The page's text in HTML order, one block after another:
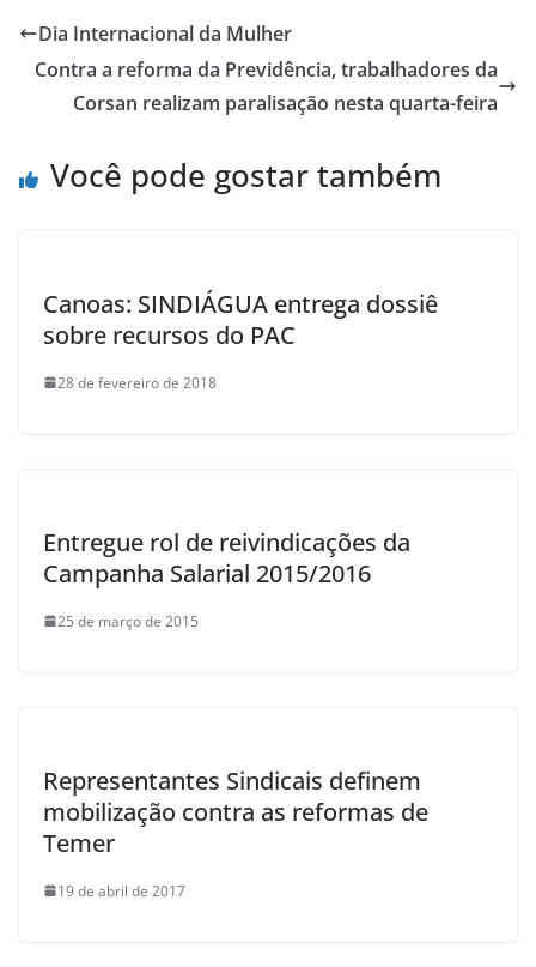
e
b
o
k
s
A
p
er e
Dia Internacional da Mulher
Contra a reforma da Previdência, trabalhadores da
Corsan realizam paralisação nesta quarta-feira
Você pode gostar também
Canoas: SINDIÁGUA entrega dossiê
sobre recursos do PAC
28 de fevereiro de 2018
Entregue rol de reivindicações da
Campanha Salarial 2015/2016
25 de março de 2015
Representantes Sindicais definem
mobilização contra as reformas de
Temer
19 de abril de 2017